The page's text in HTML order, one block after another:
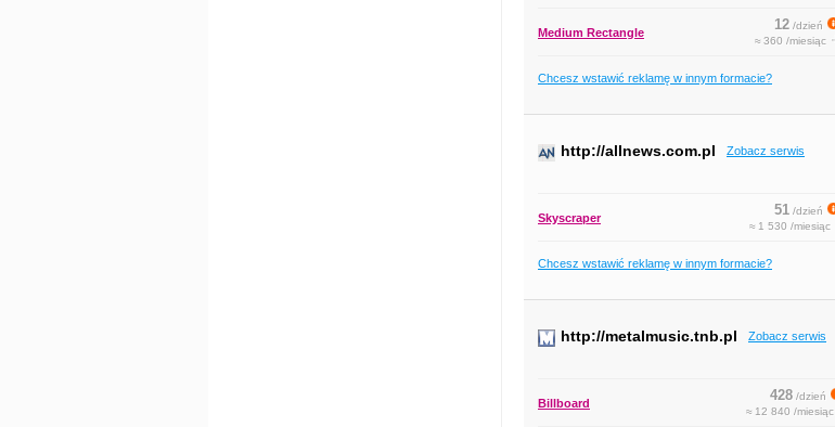
Medium Rectangle 12/dzień
≈ 360 /miesiąc
Chcesz wstawić reklamę w innym formacie?
http://allnews.com.pl Zobacz serwis
Skyscraper 51/dzień
≈ 1 530 /miesiąc
Chcesz wstawić reklamę w innym formacie?
http://metalmusic.tnb.pl Zobacz serwis
Billboard 428 /dzień
≈ 12 840 /miesiąc